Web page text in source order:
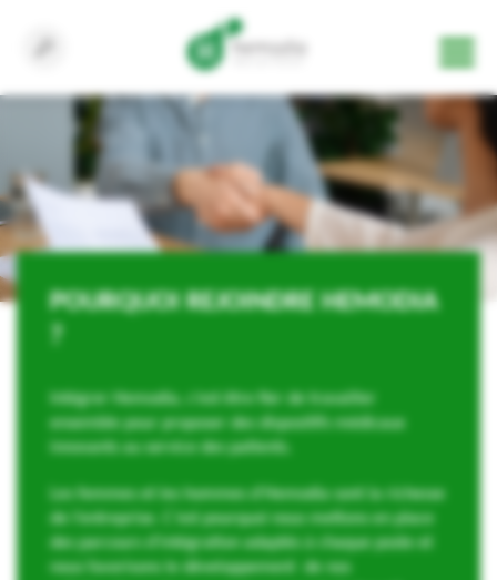
POURQUOI REJOINDRE HEMODIA
?
Intégrer Hemodia, c’est être fier de travailler
ensemble pour proposer des dispositifs médicaux
innovants au service des patients.
Les femmes et les hommes d’Hemodia sont la richesse
de l’entreprise. C’est pourquoi nous mettons en place
des parcours d'intégration adaptés à chaque poste et
nous favorisons le développement de nos